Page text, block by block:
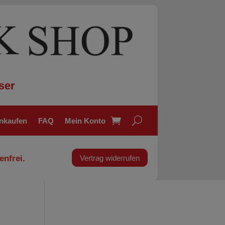
FAQ Mein Konto
Vertrag widerrufen